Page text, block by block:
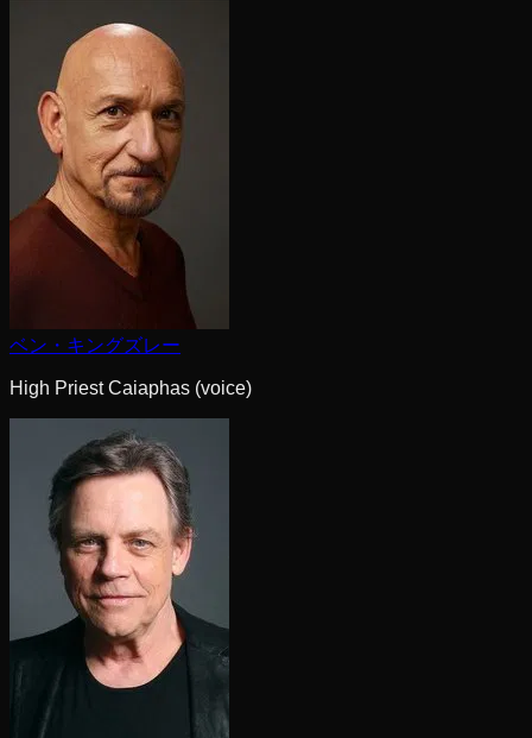
ベン・キングズレー
High Priest Caiaphas (voice)